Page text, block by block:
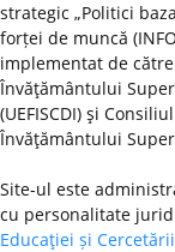
strategic „Politici
forței de muncă
implementat de
Învăţământului
(UEFISCDI) şi
Învăţământului
Site-ul este
cu personalitate
Educaţiei și Cercetării